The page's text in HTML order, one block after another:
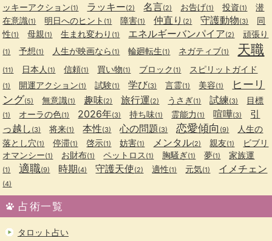
ッキーアクション(1) ラッキー(2) 名言(2) お告げ(1) 投資(1)
潜
在意識(1) 明日へのヒント (1) 障害(1) 仲直り (2) 守護動物(3)
同
性(1) 母親(1) 生まれ変わり (1) エネルギーバンパイア(2) 頑張り
(1) 予想(1) 人生が映画なら (1) 輪廻転生(1) ネガティブ(1) 天職
(11) 日本人 (1) 信頼(1) 買い物(1) ブロック (1) スピリットガイド
(1) 開運アクション(1) 試験(1) 学び(3) 言霊(1) 美容(1)
ヒーリ
ング(5) 無意識(1) 趣味(2) 旅行運(2) うさぎ(1) 試練(3) 目標
(1) オーラの色(1) 2026年(3) 持ち味(1) 霊能力 (1) 喧嘩(3)
引
っ越し (3) 将来(1) 本性(3) 心の問題(3) 恋愛傾向 (9)
人生の
落とし穴(1) 停滞(1) 啓示(1) 妨害(1) メンタル(2) 親友(1)
ビブリ
オマンシー(1) お財布(1) ペットロス (1) 胸騒ぎ(1) 夢(1) 家族運
(1) 適職(9) 時期(4) 守護天使(2) 適性(1) 元気(1) イメチェン
(4)
占術一覧
タロット占い